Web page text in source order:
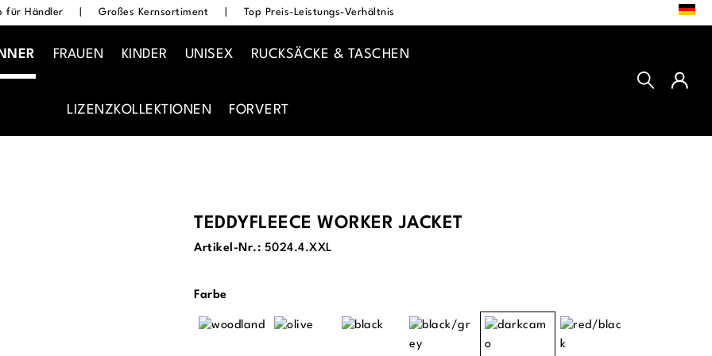
für Händler Großes Kernsortiment Top Preis-Leistungs-Verhältnis
FRAUEN KINDER UNISEX RUCKSÄCKE & TASCHEN
LIZENZKOLLEKTIONEN FORVERT
TEDDYFLEECE WORKER JACKET
Artikel-Nr.: 5024.4.XXL
Farbeauswählen